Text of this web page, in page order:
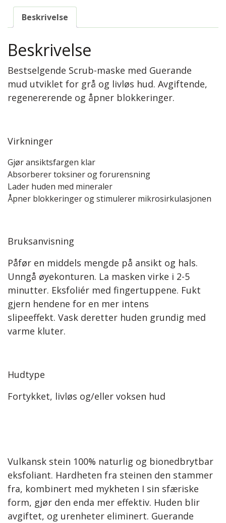
Beskrivelse
Beskrivelse
Bestselgende Scrub-maske med Guerande
mud utviklet for grå og livløs hud. Avgiftende,
regenererende og åpner blokkeringer.
Virkninger
Gjør ansiktsfargen klar
Absorberer toksiner og forurensning
Lader huden med mineraler
Åpner blokkeringer og stimulerer mikrosirkulasjonen
Bruksanvisning
Påfør en middels mengde på ansikt og hals.
Unngå øyekonturen. La masken virke i 2-5
minutter. Eksfoliér med fingertuppene. Fukt
gjern hendene for en mer intens
slipeeffekt. Vask deretter huden grundig med
varme kluter.
Hudtype
Fortykket, livløs og/eller voksen hud
Vulkansk stein 100% naturlig og bionedbrytbar
eksfoliant. Hardheten fra steinen den stammer
fra, kombinert med mykheten I sin sfæriske
form, gjør den enda mer effektiv. Huden blir
avgiftet, og urenheter eliminert. Guerande